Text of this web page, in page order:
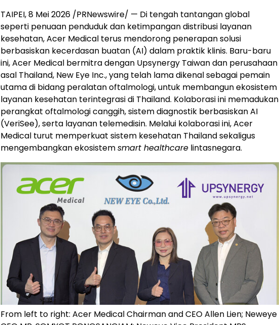
TAIPEI, 8 Mei 2026 /PRNewswire/ — Di tengah tantangan global
seperti penuaan penduduk dan ketimpangan distribusi layanan
kesehatan, Acer Medical terus mendorong penerapan solusi
berbasiskan kecerdasan buatan (AI) dalam praktik klinis. Baru-baru
ini, Acer Medical bermitra dengan Upsynergy Taiwan dan perusahaan
asal Thailand, New Eye Inc., yang telah lama dikenal sebagai pemain
utama di bidang peralatan oftalmologi, untuk membangun ekosistem
layanan kesehatan terintegrasi di Thailand. Kolaborasi ini memadukan
perangkat oftalmologi canggih, sistem diagnostik berbasiskan AI
(VeriSee), serta layanan telemedisin. Melalui kolaborasi ini, Acer
Medical turut memperkuat sistem kesehatan Thailand sekaligus
mengembangkan ekosistemsmart healthcare lintasnegara.
From left to right: Acer Medical Chairman and CEO Allen Lien; Neweye